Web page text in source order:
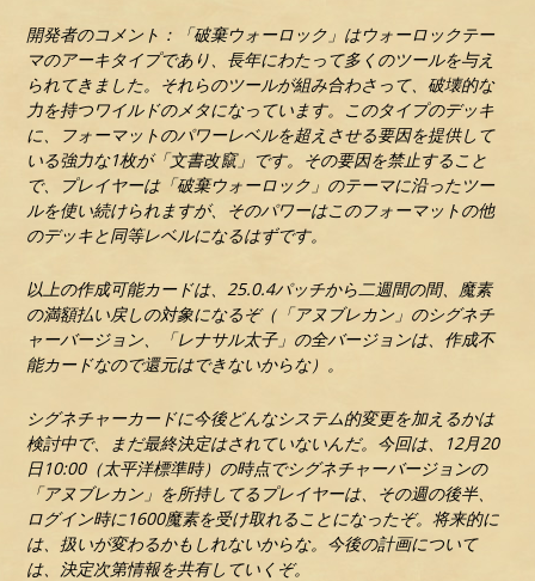
開発者のコメント：「破棄ウォーロック」はウォーロックテー
マのアーキタイプであり、長年にわたって多くのツールを与え
られてきました。それらのツールが組み合わさって、破壊的な
力を持つワイルドのメタになっています。このタイプのデッキ
に、フォーマットのパワーレベルを超えさせる要因を提供して
いる強力な1枚が「文書改竄」です。その要因を禁止すること
で、プレイヤーは「破棄ウォーロック」のテーマに沿ったツー
ルを使い続けられますが、そのパワーはこのフォーマットの他
のデッキと同等レベルになるはずです。
以上の作成可能カードは、25.0.4パッチから二週間の間、魔素
の満額払い戻しの対象になるぞ（「アヌブレカン」のシグネチ
ャーバージョン、「レナサル太子」の全バージョンは、作成不
能カードなので還元はできないからな）。
シグネチャーカードに今後どんなシステム的変更を加えるかは
検討中で、まだ最終決定はされていないんだ。今回は、12月20
日10:00（太平洋標準時）の時点でシグネチャーバージョンの
「アヌブレカン」を所持してるプレイヤーは、その週の後半、
ログイン時に1600魔素を受け取れることになったぞ。将来的に
は、扱いが変わるかもしれないからな。今後の計画について
は、決定次第情報を共有していくぞ。